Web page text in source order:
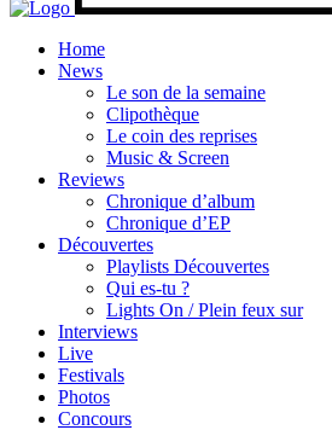
Home
News
Le son de la semaine
Clipothèque
Le coin des reprises
Music & Screen
Reviews
Chronique d’album
Chronique d’EP
Découvertes
Playlists Découvertes
Qui es-tu ?
Lights On / Plein feux sur
Interviews
Live
Festivals
Photos
Concours